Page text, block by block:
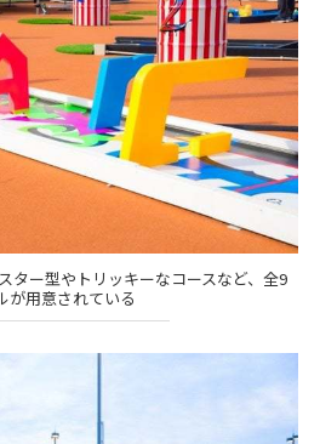
ター型やトリッキーなコースなど、全9
が用意されている